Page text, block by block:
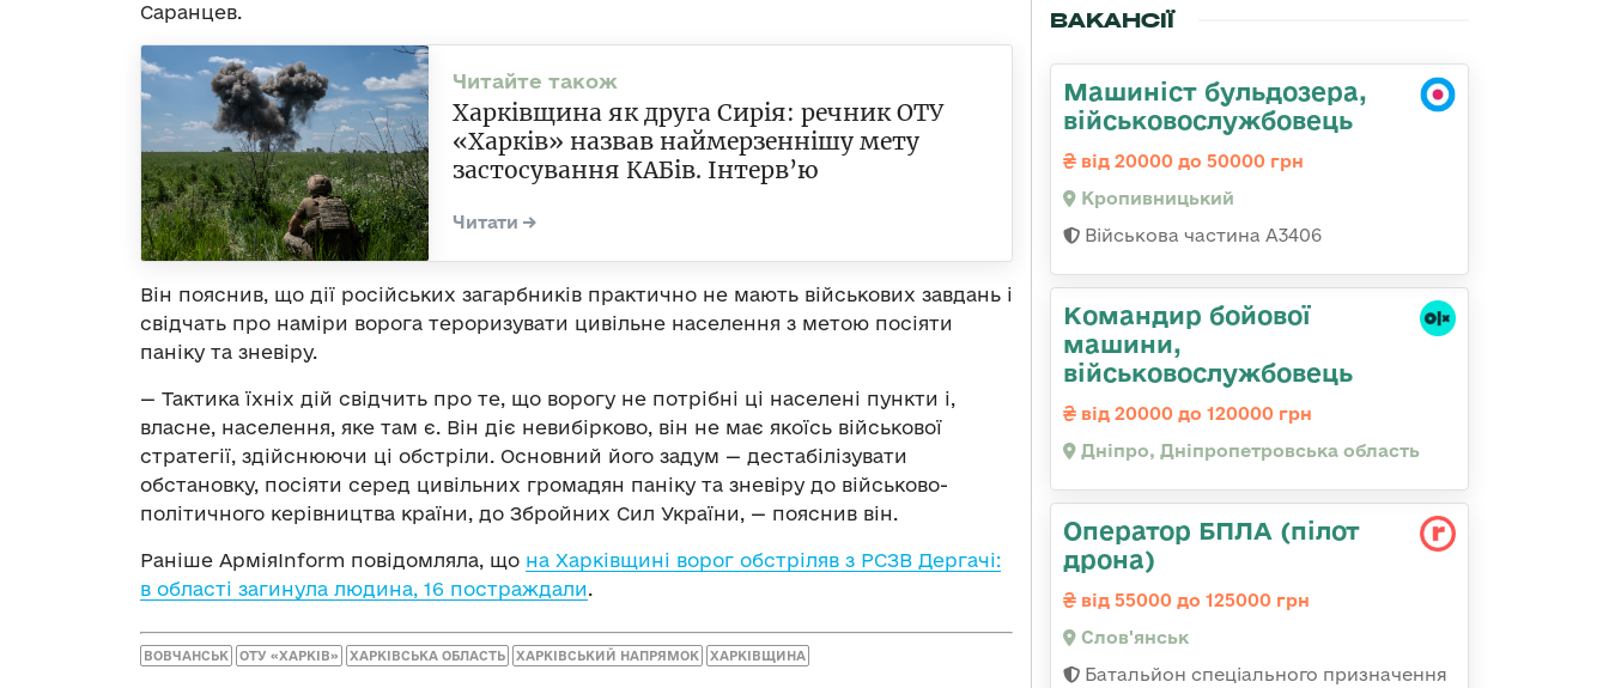
Саранцев.
Харківщина як друга Сирія: речник ОТУ
«Харків» назвав наймерзеннішу мету
застосування КАБів. Інтерв’ю
Він пояснив, що дії російських загарбників практично не мають військових завдань і
свідчать про наміри ворога тероризувати цивільне населення з метою посіяти
паніку та зневіру.
— Тактика їхніх дій свідчить про те, що ворогу не потрібні ці населені пункти і,
власне, населення, яке там є. Він діє невибірково, він не має якоїсь військової
стратегії, здійснюючи ці обстріли. Основний його задум — дестабілізувати
обстановку, посіяти серед цивільних громадян паніку та зневіру до військово-
політичного керівництва країни, до Збройних Сил України, — пояснив він.
Раніше АрміяInform повідомляла, що на Харківщині ворог обстріляв з РСЗВ Дергачі:
в області загинула людина, 16 постраждали.
ВОВЧАНСЬК ОТУ «ХАРКІВ» ХАРКІВСЬКА ОБЛАСТЬ ХАРКІВСЬКИЙ НАПРЯМОК ХАРКІВЩИНА
ВАКАНСІЇ
Машиніст бульдозера,
військовослужбовець
від 20000 до 50000 грн
Кропивницький
Військова частина А3406
Командир бойової
машини,
військовослужбовець
від 20000 до 120000 грн
Дніпро, Дніпропетровська область
Оператор БПЛА (пілот
дрона)
від 55000 до 125000 грн
Слов'янськ
Батальйон спеціального призначення